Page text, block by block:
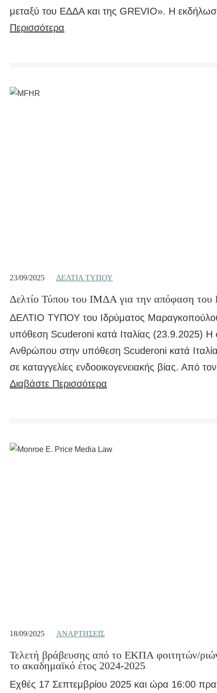
μεταξύ του ΕΔΔΑ και της GREVIO». Η
Περισσότερα
23/09/2025 ΔΕΛΤΊΑ ΤΎΠΟΥ
Δελτίο Τύπου του ΙΜΔΑ για την απόφαση
ΔΕΛΤΙΟ ΤΥΠΟΥ του Ιδρύματος
υπόθεση Scuderoni κατά Ιταλίας (23.9.2025)
Ανθρώπου στην υπόθεση Scuderoni κατά
σε καταγγελίες ενδοοικογενειακής βίας.
Διαβάστε Περισσότερα
18/09/2025 ΑΝΑΡΤΉΣΕΙΣ
Τελετή βράβευσης από το ΕΚΠΑ φοιτητών/
το ακαδημαϊκό έτος 2024-2025
Εχθές 17 Σεπτεμβρίου 2025 και ώρα 16:00